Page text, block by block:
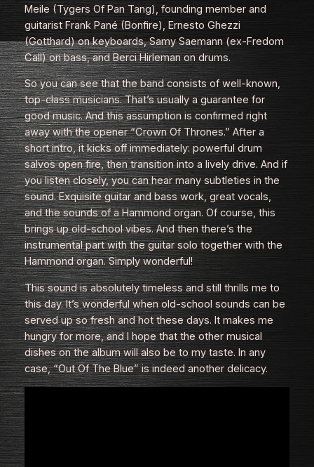
Meile (Tygers Of Pan Tang), founding member and
guitarist Frank Pané (Bonfire), Ernesto Ghezzi
(Gotthard) on keyboards, Samy Saemann (ex-Fredom
Call) on bass, and Berci Hirleman on drums.
So you can see that the band consists of well-known,
top-class musicians. That’s usually a guarantee for
good music. And this assumption is confirmed right
away with the opener “Crown Of Thrones.” After a
short intro, it kicks off immediately: powerful drum
salvos open fire, then transition into a lively drive. And if
you listen closely, you can hear many subtleties in the
sound. Exquisite guitar and bass work, great vocals,
and the sounds of a Hammond organ. Of course, this
brings up old-school vibes. And then there’s the
instrumental part with the guitar solo together with the
Hammond organ. Simply wonderful!
This sound is absolutely timeless and still thrills me to
this day. It’s wonderful when old-school sounds can be
served up so fresh and hot these days. It makes me
hungry for more, and I hope that the other musical
dishes on the album will also be to my taste. In any
case, “Out Of The Blue” is indeed another delicacy.